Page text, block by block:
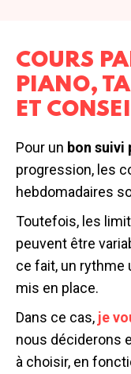
COURS
PIANO,
ET
Pour un bon suivi
progression, les
hebdomadaires
Toutefois, les
peuvent être
ce fait, un rythme
mis en place.
Dans ce cas, je
nous déciderons
à choisir, en